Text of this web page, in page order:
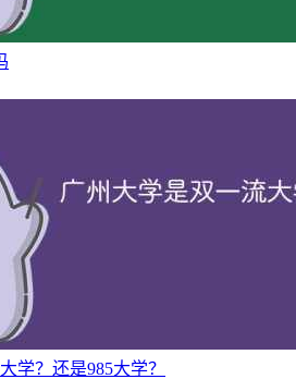
育改革试点高校、教育部首批“卓越
高校、北京市深化创新创业教育改
招生资格高校，是全国产学研合作
学生素质教育基地建设单位、北京
真实验教学中心、1个国家级实验教
学生校外实践教育基地、4个北京市
心、8个北京市级校外人才培养基
性校内创新实践基地、2个北京本科
平台、1个北京地区高校示范性创业
是211【什么级别】
学？还是985大学？